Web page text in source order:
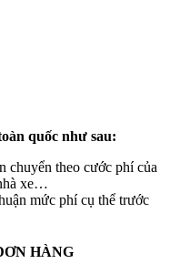
quốc như sau:
chuyển theo cước phí của
xe…
mức phí cụ thể trước
HÀNG